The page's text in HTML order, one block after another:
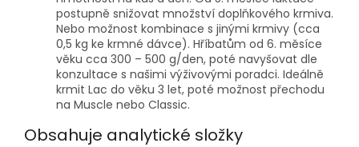
postupně snižovat množství doplňkového krmiva.
Nebo možnost kombinace s jinými krmivy (cca
0,5 kg ke krmné dávce). Hříbatům od 6. měsíce
věku cca 300 – 500 g/den, poté navyšovat dle
konzultace s našimi výživovými poradci. Ideálně
krmit Lac do věku 3 let, poté možnost přechodu
na Muscle nebo Classic.
Obsahuje analytické složky